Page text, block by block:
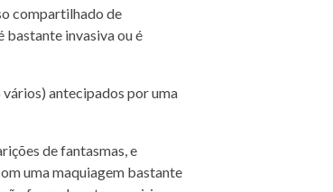
compartilhado de
bastante invasiva ou é
vários) antecipados por uma
de fantasmas, e
uma maquiagem bastante